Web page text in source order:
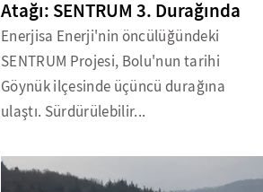
Atağı: SENTRUM 3. Durağında
Enerjisa Enerji'nin öncülüğündeki
SENTRUM Projesi, Bolu'nun tarihi
Göynük ilçesinde üçüncü durağına
ulaştı. Sürdürülebilir...